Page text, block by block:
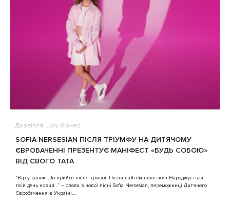
Дозвілля Шоу-бізнес
SOFIA NERSESIAN ПІСЛЯ ТРІУМФУ НА ДИТЯЧОМУ
ЄВРОБАЧЕННІ ПРЕЗЕНТУЄ МАНІФЕСТ «БУДЬ СОБОЮ»
ВІД СВОГО ТАТА
“Вір у ранок Що прийде після тривог Після найтемнішої ночі Народжується
твій день новий ..” – слова з нової пісні Sofia Nersesian, переможниці Дитячого
Євробачення в Україні,...